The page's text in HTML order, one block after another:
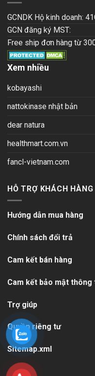
GCNDK Hộ kinh doanh:
GCN đăng ký MST:
Free ship đơn hàng từ
Xem nhiều
kobayashi
nattokinase nhật bản
dear natura
healthmart.com.vn
fancl-vietnam.com
HỖ TRỢ KHÁCH HÀNG
Hướng dẫn mua hàng
Chính sách đổi trả
Cam kết bán hàng
Cam kết bảo mật thông
Trợ giúp
Quyền riêng tư
Sitemap.xml